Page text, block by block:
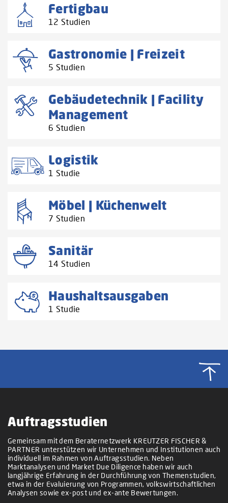
Fertigbau
12 Studien
Gastronomie | Freizeit
5 Studien
Gebäudetechnik | Facility
Management
6 Studien
Logistik
1 Studie
Möbel | Küchenwelt
7 Studien
Sanitär
14 Studien
Haushaltsausgaben
1 Studie
Auftragsstudien
Gemeinsam mit dem Beraternetzwerk KREUTZER FISCHER &
PARTNER unterstützen wir Unternehmen und Institutionen auch
individuell im Rahmen von Auftragsstudien. Neben
Marktanalysen und Market Due Diligence haben wir auch
langjährige Erfahrung in der Durchführung von Themenstudien,
etwa in der Evaluierung von Programmen, volkswirtschaftlichen
Analysen sowie ex-post und ex-ante Bewertungen.